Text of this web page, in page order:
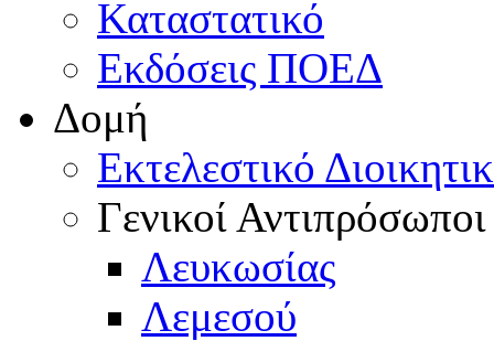
Καταστατικό
Εκδόσεις ΠΟΕΔ
Δομή
Εκτελεστικό
Γενικοί Αντιπρόσωποι
Λευκωσίας
Λεμεσού